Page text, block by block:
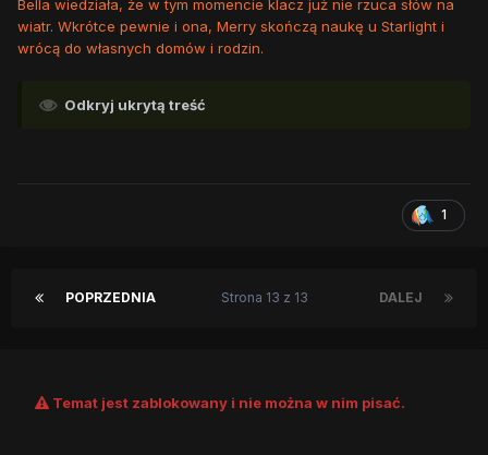
Bella wiedziała, że w tym momencie klacz już nie rzuca słów na
wiatr. Wkrótce pewnie i ona, Merry skończą naukę u Starlight i
wrócą do własnych domów i rodzin.
Odkryj ukrytą treść
1
POPRZEDNIA DALEJ
Strona 13 z 13
Temat jest zablokowany i nie można w nim pisać.